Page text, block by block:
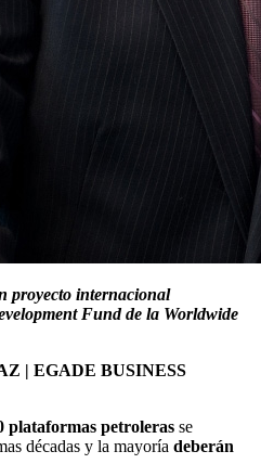
proyecto internacional
Fund de la Worldwide
| EGADE BUSINESS
plataformas petroleras se
décadas y la mayoría deberán